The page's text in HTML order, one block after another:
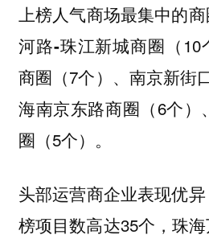
上榜人气商场最集中的商
河路-珠江新城商圈 （
商圈 （7个）、 南京新街
海南京东路商圈 （6个）
圈 （5个）。
头部运营商企业表现优
榜项目数高达35个， 珠